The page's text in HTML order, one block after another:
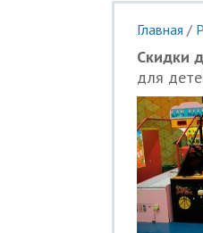
Главная /
Скидки
для